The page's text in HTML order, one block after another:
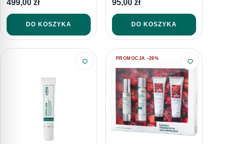
499,00 zł
DO KOSZYKA
95,00 zł
DO KOSZYKA
PROMOCJA -28%